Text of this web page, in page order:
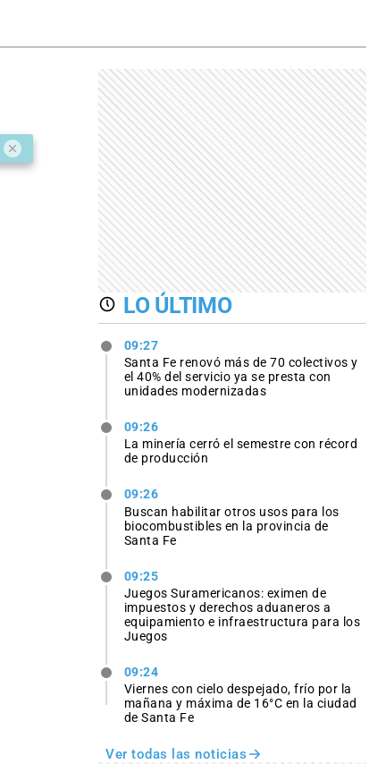
LO ÚLTIMO
09:27
Santa Fe renovó más de 70 colectivos y
el 40% del servicio ya se presta con
unidades modernizadas
09:26
La minería cerró el semestre con récord
de producción
09:26
Buscan habilitar otros usos para los
biocombustibles en la provincia de
Santa Fe
09:25
Juegos Suramericanos: eximen de
impuestos y derechos aduaneros a
equipamiento e infraestructura para los
Juegos
09:24
Viernes con cielo despejado, frío por la
mañana y máxima de 16°C en la ciudad
de Santa Fe
Ver todas las noticias